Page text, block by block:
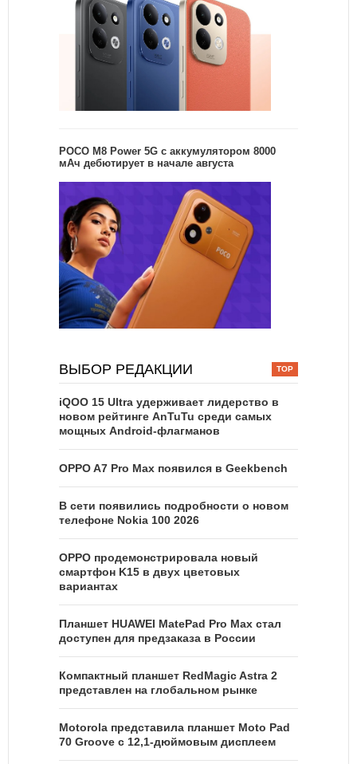
POCO M8 Power 5G с аккумулятором 8000
мАч дебютирует в начале августа
ВЫБОР РЕДАКЦИИ
iQOO 15 Ultra удерживает лидерство в
новом рейтинге AnTuTu среди самых
мощных Android-флагманов
OPPO A7 Pro Max появился в Geekbench
В сети появились подробности о новом
телефоне Nokia 100 2026
OPPO продемонстрировала новый
смартфон K15 в двух цветовых
вариантах
Планшет HUAWEI MatePad Pro Max стал
доступен для предзаказа в России
Компактный планшет RedMagic Astra 2
представлен на глобальном рынке
Motorola представила планшет Moto Pad
70 Groove с 12,1-дюймовым дисплеем